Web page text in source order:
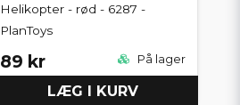
Helikopter - rød - 6287 -
PlanToys
89 kr På lager
LÆG I KURV